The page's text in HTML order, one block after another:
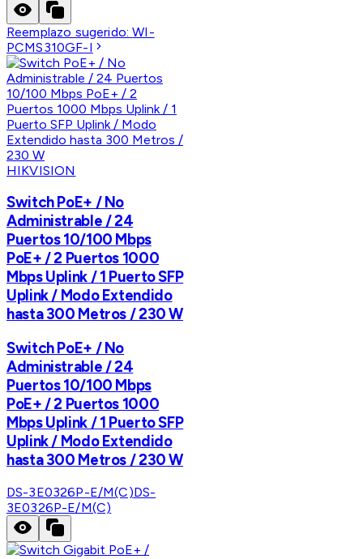
Reemplazo sugerido:WI-
PCMS310GF-I
HIKVISION
Switch PoE+ / No
Administrable / 24
Puertos 10/100 Mbps
PoE+ / 2 Puertos 1000
Mbps Uplink / 1 Puerto SFP
Uplink / Modo Extendido
hasta 300 Metros / 230 W
Switch PoE+ / No
Administrable / 24
Puertos 10/100 Mbps
PoE+ / 2 Puertos 1000
Mbps Uplink / 1 Puerto SFP
Uplink / Modo Extendido
hasta 300 Metros / 230 W
DS-3E0326P-E/M(C)DS-
3E0326P-E/M(C)